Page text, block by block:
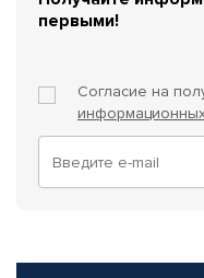
первыми!
Согласие на